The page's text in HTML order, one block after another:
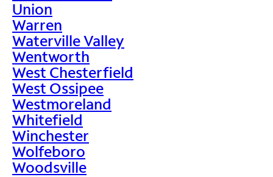
Union
Warren
Waterville Valley
Wentworth
West Chesterfield
West Ossipee
Westmoreland
Whitefield
Winchester
Wolfeboro
Woodsville